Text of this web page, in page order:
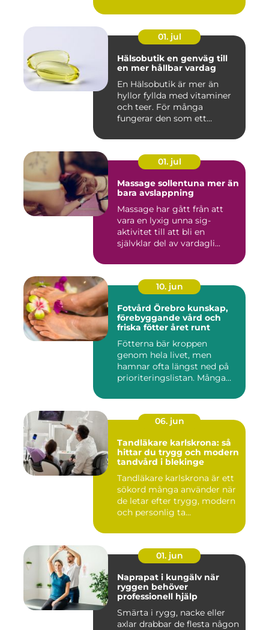
01. jul
Hälsobutik en genväg till
en mer hållbar vardag
En Hälsobutik är mer än
hyllor fyllda med vitaminer
och teer. För många
fungerar den som ett
01. jul
Massage sollentuna mer än
bara avslappning
Massage har gått från att
vara en lyxig unna sig-
aktivitet till att bli en
självklar del av vardagli...
10. jun
Fotvård Örebro kunskap,
förebyggande vård och
friska fötter året runt
Fötterna bär kroppen
genom hela livet, men
hamnar ofta längst ned på
prioriteringslistan. Många
06. jun
Tandläkare karlskrona: så
hittar du trygg och modern
tandvård i blekinge
Tandläkare karlskrona är ett
sökord många använder när
de letar efter trygg, modern
och personlig ta...
01. jun
Naprapat i kungälv när
ryggen behöver
professionell hjälp
Smärta i rygg, nacke eller
axlar drabbar de flesta någon